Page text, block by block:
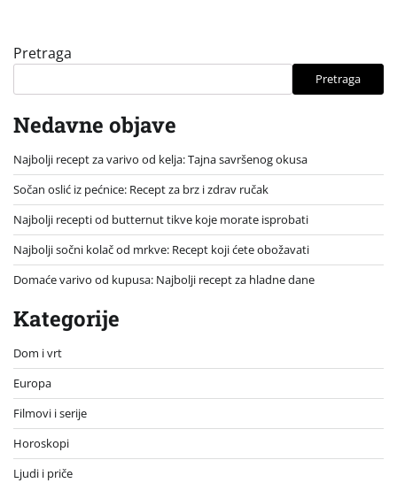
Pretraga
Pretraga
Nedavne objave
Najbolji recept za varivo od kelja: Tajna savršenog okusa
Sočan oslić iz pećnice: Recept za brz i zdrav ručak
Najbolji recepti od butternut tikve koje morate isprobati
Najbolji sočni kolač od mrkve: Recept koji ćete obožavati
Domaće varivo od kupusa: Najbolji recept za hladne dane
Kategorije
Dom i vrt
Europa
Filmovi i serije
Horoskopi
Ljudi i priče